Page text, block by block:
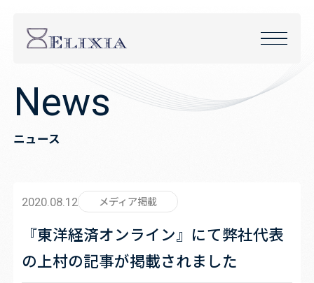
News
ニュース
2020.08.12 メディア掲載
『東洋経済オンライン』にて弊社代表
の上村の記事が掲載されました